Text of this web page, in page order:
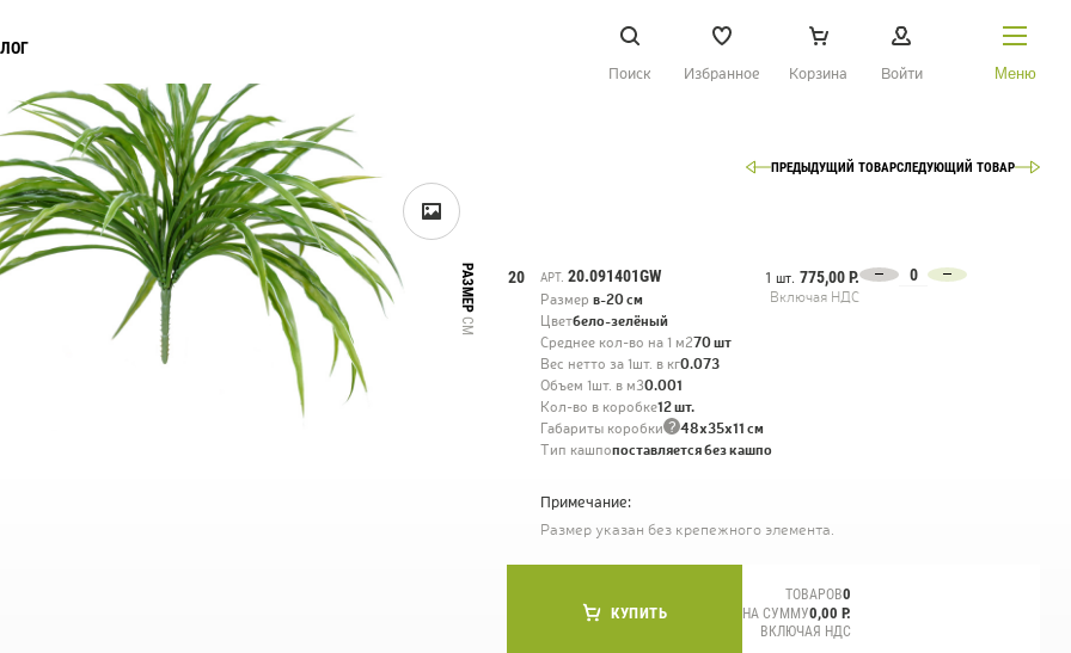
Поиск Избранное Корзина Войти Меню
Прайс-листы и каталоги
Доставка и оплата
Контакты
Новости
СМИ о нас
ПРЕДЫДУЩИЙ ТОВАРСЛЕДУЮЩИЙ ТОВАР
РАЗМЕР
СМ
20 АРТ.20.091401GW
Размерв-20 см
1 шт. 775,00 Р.
Включая НДС
Цветбело-зелёный
Среднее кол-во на 1 м270 шт
Вес нетто за 1шт. в кг0.073
Объем 1шт. в м30.001
Кол-во в коробке12 шт.
Габариты коробки ? 48х35х11 см
Тип кашпопоставляется без кашпо
Примечание:
Размер указан без крепежного элемента.
КУПИТЬ
ТОВАРОВ0
НА СУММУ0,00 Р.
ВКЛЮЧАЯ НДС